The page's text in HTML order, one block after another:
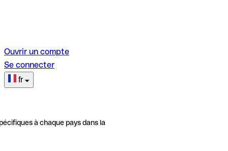
Ouvrir un compte
Se connecter
fr
à chaque pays dans la